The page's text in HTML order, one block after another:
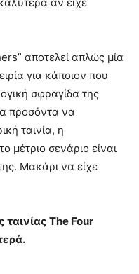
αποτελεί απλώς μία
για κάποιον που
σφραγίδα της
προσόντα να
ταινία, η
μέτριο σενάριο είναι
Μακάρι να είχε
ταινίας The Four